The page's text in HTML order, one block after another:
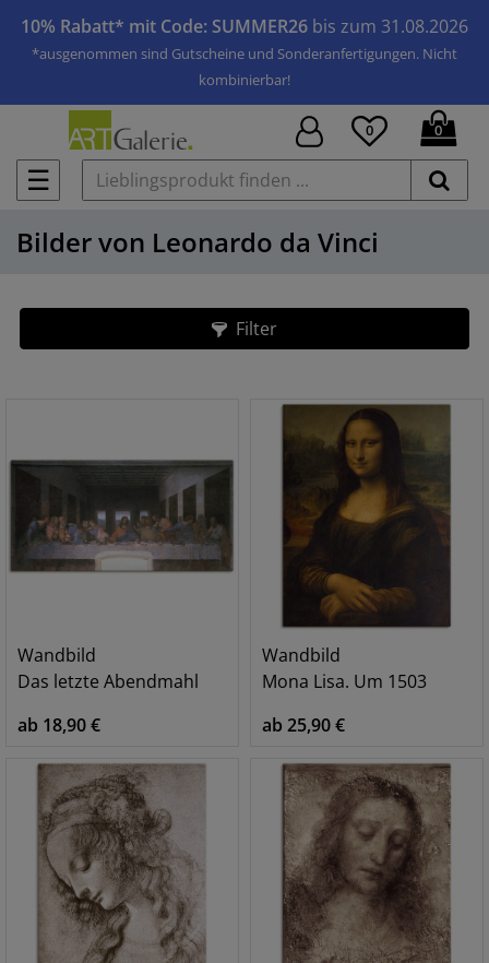
10% Rabatt* mit Code: SUMMER26 bis zum 31.08.2026
*ausgenommen sind Gutscheine und Sonderanfertigungen. Nicht
kombinierbar!
☰
0 0
Bilder von Leonardo da Vinci
Filter
Wandbild
Das letzte Abendmahl
ab 18,90 €
Wandbild
Mona Lisa. Um 1503
ab 25,90 €